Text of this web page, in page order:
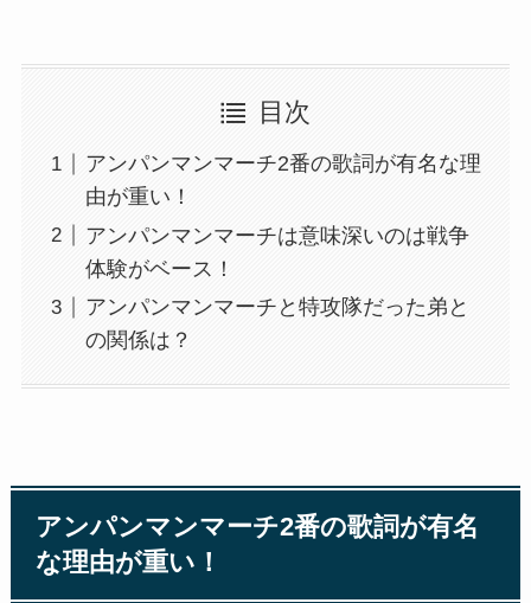
目次
アンパンマンマーチ2番の歌詞が有名な理
由が重い！
アンパンマンマーチは意味深いのは戦争
体験がベース！
アンパンマンマーチと特攻隊だった弟と
の関係は？
アンパンマンマーチ2番の歌詞が有名
な理由が重い！